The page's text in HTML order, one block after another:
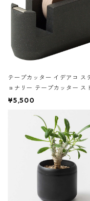
テープカッター イデアコ ス
ョナリー テープカッター ス
サンドカラー 石調 ideaco
¥5,500